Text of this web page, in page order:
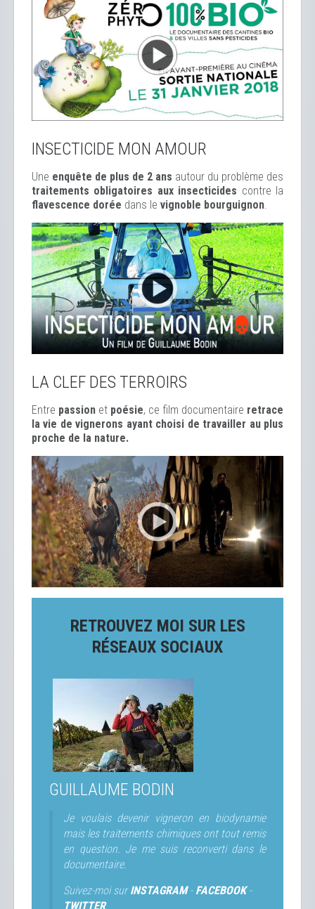
INSECTICIDE MON AMOUR
Une enquête de plus de 2 ans autour du problème des
traitements obligatoires aux insecticides contre la
flavescence dorée dans le vignoble bourguignon.
LA CLEF DES TERROIRS
Entre passion et poésie, ce film documentaire retrace
la vie de vignerons ayant choisi de travailler au plus
proche de la nature.
RETROUVEZ MOI SUR LES
RÉSEAUX SOCIAUX
GUILLAUME BODIN
Je voulais devenir vigneron en biodynamie
mais les traitements chimiques ont tout remis
en question. Je me suis reconverti dans le
documentaire.
Suivez-moi surINSTAGRAM- FACEBOOK-
TWITTER